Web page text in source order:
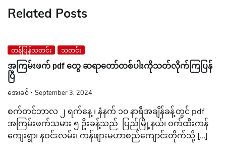
Related Posts
တန်ပြန်သတင်း သတင်း
အကြမ်းဖက် pdf တွေ ဆရာတော်တစ်ပါးကိုသတ်လိုက်ကြပြန်
ပြီ
အေးခင် September 3, 2024
စက်တင်ဘာလ ၂ ရက်‌နေ့ ၊ နံနက် ၁၀ နာရီအချိန်ခန့်တွင် pdf
အကြမ်းဖက်သမား ၅ ဦးခန့်သည် ပြည်မြို့နယ်၊ ဝက်ထီးကန်
ကျေးရွာ၊ နဝင်းလမ်း၊ ကန်ဖျားမဟာစည်ကျောင်းတိုက်သို့ […]